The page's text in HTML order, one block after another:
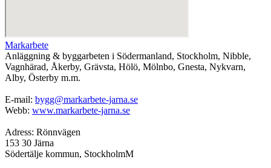
Markarbete
Anläggning & byggarbeten i Södermanland, Stockholm, Nibble,
Vagnhärad, Åkerby, Grävsta, Hölö, Mölnbo, Gnesta, Nykvarn,
Alby, Österby m.m.
E-mail: bygg@markarbete-jarna.se
Webb: www.markarbete-jarna.se
Adress: Rönnvägen
153 30 Järna
Södertälje kommun, StockholmM